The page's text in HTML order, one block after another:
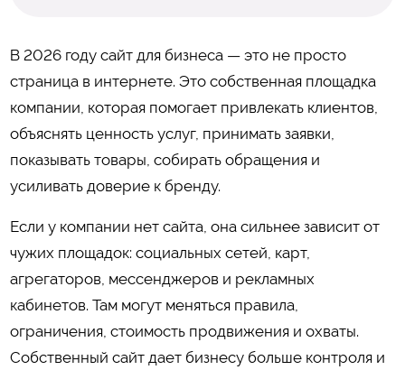
В 2026 году сайт для бизнеса — это не просто
страница в интернете. Это собственная площадка
компании, которая помогает привлекать клиентов,
объяснять ценность услуг, принимать заявки,
показывать товары, собирать обращения и
усиливать доверие к бренду.
Если у компании нет сайта, она сильнее зависит от
чужих площадок: социальных сетей, карт,
агрегаторов, мессенджеров и рекламных
кабинетов. Там могут меняться правила,
ограничения, стоимость продвижения и охваты.
Собственный сайт дает бизнесу больше контроля и